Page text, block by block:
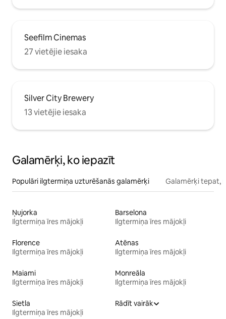
Seefilm Cinemas
27 vietējie iesaka
Silver City Brewery
13 vietējie iesaka
Galamērķi, ko iepazīt
Populāri ilgtermiņa uzturēšanās galamērķi Galamērķi tepat,
Ņujorka
Ilgtermiņa īres mājokļi
Barselona
Ilgtermiņa īres mājokļi
Florence
Ilgtermiņa īres mājokļi
Atēnas
Ilgtermiņa īres mājokļi
Maiami
Ilgtermiņa īres mājokļi
Monreāla
Ilgtermiņa īres mājokļi
Sietla
Ilgtermiņa īres mājokļi
Rādīt vairāk